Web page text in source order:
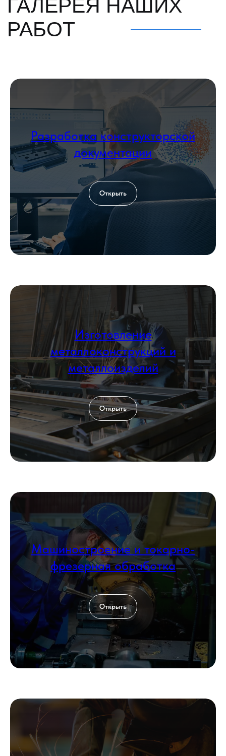
Разработка конструкторской
документации
Открыть
Изготовление
металлоконструкций и
металлоизделий
Открыть
Машиностроение и токарно-
фрезерная обработка
Открыть
ПОЛУЧИТЕ
ЛУЧШИЕ
УСЛОВИЯ
mk@severgarant.com
предложение от вашего
поставщика и мы его перебьём
Загрузить файл со сметой
Add file
Согласен с политикой обработки
персональных данных
Оставить заявку
КОНТАКТЫ